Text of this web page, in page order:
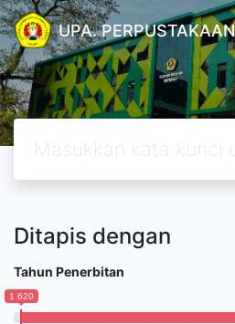
UPA. PERPUSTAKAAN
Ditapis dengan
Tahun Penerbitan
1 620